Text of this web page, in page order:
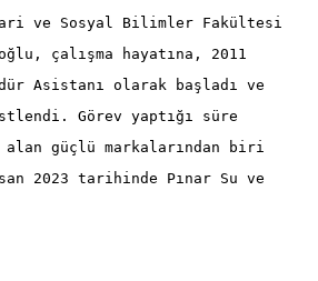
ve Sosyal Bilimler Fakültesi
çalışma hayatına, 2011
Asistanı olarak başladı ve
Görev yaptığı süre
güçlü markalarından biri
2023 tarihinde Pınar Su ve